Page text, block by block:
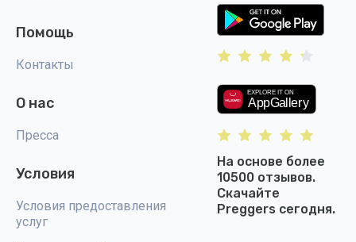
Помощь
Контакты
О нас
Пресса
Условия
Условия предоставления
услуг
На основе более
10500 отзывов.
Скачайте
Preggers сегодня.